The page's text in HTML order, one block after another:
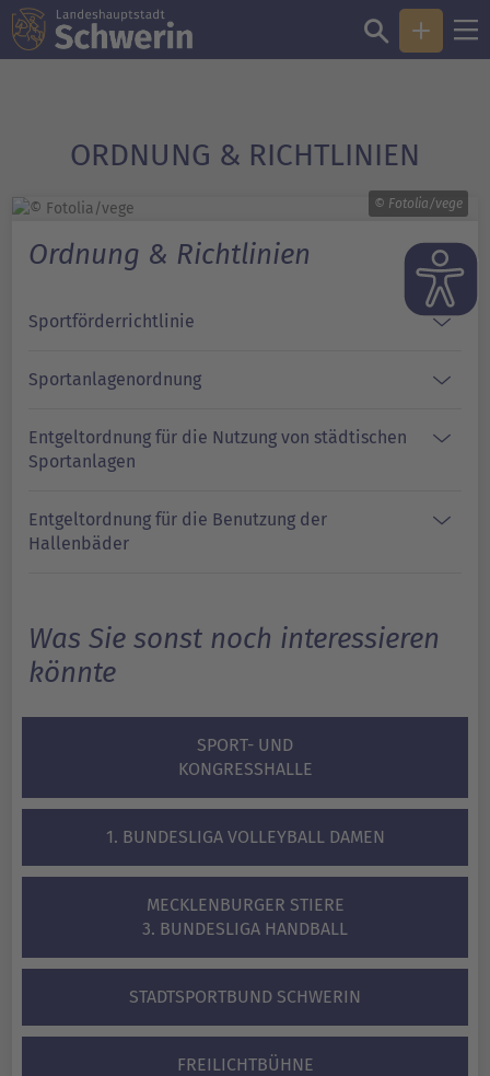
ORDNUNG & RICHTLINIEN
© Fotolia/vege
Ordnung & Richtlinien
Sportförderrichtlinie
Sportanlagenordnung
Entgeltordnung für die Nutzung von städtischen
Sportanlagen
Entgeltordnung für die Benutzung der
Hallenbäder
Was Sie sonst noch interessieren
könnte
SPORT- UND
KONGRESSHALLE
1. BUNDESLIGA VOLLEYBALL DAMEN
MECKLENBURGER STIERE
3. BUNDESLIGA HANDBALL
STADTSPORTBUND SCHWERIN
FREILICHTBÜHNE